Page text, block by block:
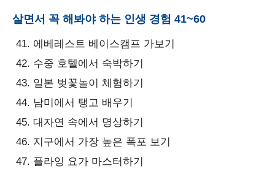
살면서 꼭 해봐야 하는 인생 경험 41~60
에베레스트 베이스캠프 가보기
수중 호텔에서 숙박하기
일본 벚꽃놀이 체험하기
남미에서 탱고 배우기
대자연 속에서 명상하기
지구에서 가장 높은 폭포 보기
플라잉 요가 마스터하기